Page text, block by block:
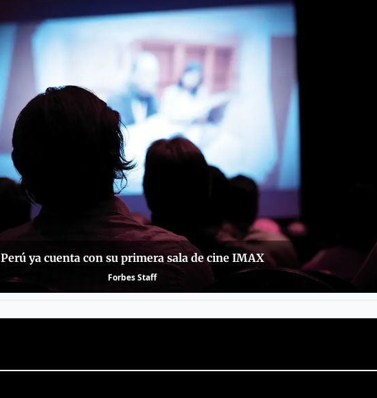
Perú ya cuenta con su primera sala de cine IMAX
Forbes Staff